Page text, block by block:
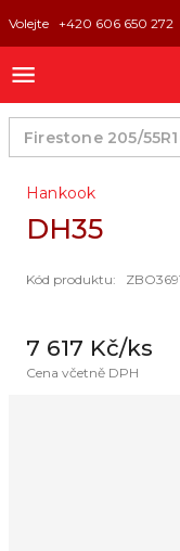
Volejte +420 606 650 272
Hankook
DH35
Kód produktu:
7 617 Kč/ks
Cena včetně DPH